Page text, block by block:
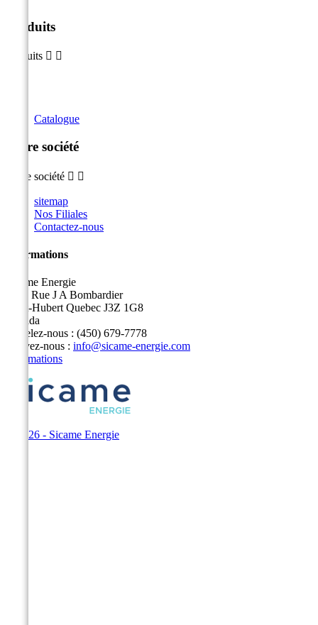
Produits
Produits  
Catalogue
Notre société
Notre société  
sitemap
Nos Filiales
Contactez-nous
Informations
Sicame Energie
5400 Rue J A Bombardier
Saint-Hubert Quebec J3Z 1G8
Canada
Appelez-nous : (450) 679-7778
Écrivez-nous : info@sicame-energie.com
Informations
© 2026 - Sicame Energie